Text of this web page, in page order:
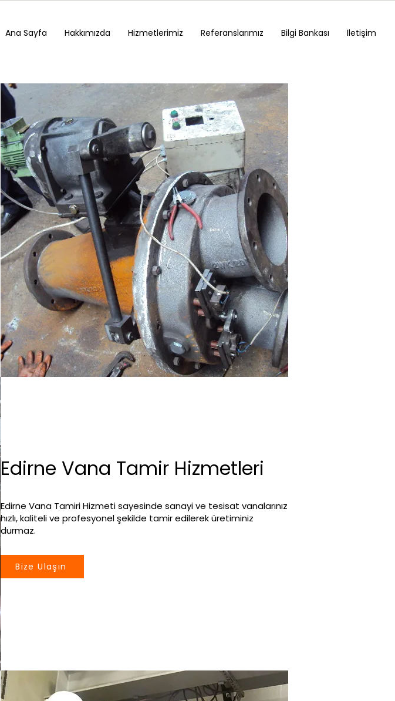
Ana Sayfa Hakkımızda Hizmetlerimiz Referanslarımız Bilgi Bankası İletişim
Edirne Vana Tamir Hizmetleri
Edirne Vana Tamiri Hizmeti sayesinde sanayi ve tesisat vanalarınız
hızlı, kaliteli ve profesyonel şekilde tamir edilerek üretiminiz
durmaz.
Bize Ulaşın